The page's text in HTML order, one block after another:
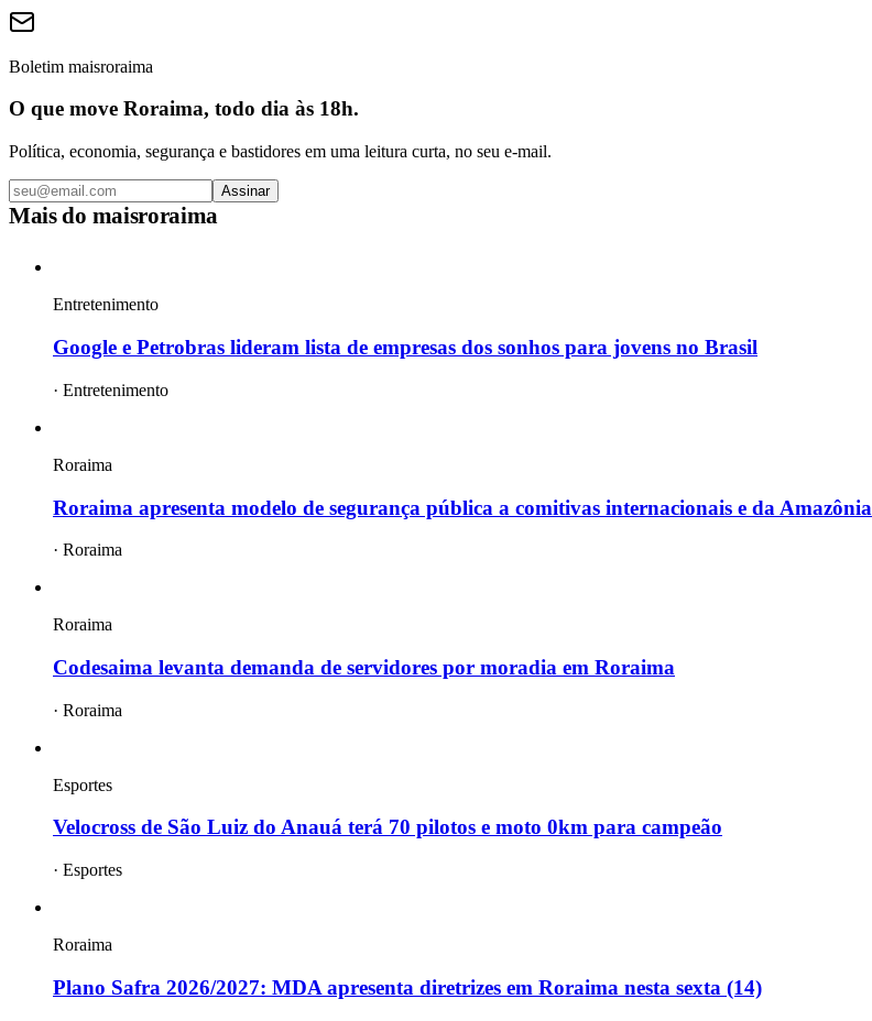
Boletim maisroraima
O que move Roraima, todo dia às 18h.
Política, economia, segurança e bastidores em uma leitura curta, no seu e-mail.
Assinar
Mais do maisroraima
Entretenimento
Google e Petrobras lideram lista de empresas dos sonhos para jovens no Brasil
· Entretenimento
Roraima
Roraima apresenta modelo de segurança pública a comitivas internacionais e da Amazônia
· Roraima
Roraima
Codesaima levanta demanda de servidores por moradia em Roraima
· Roraima
Esportes
Velocross de São Luiz do Anauá terá 70 pilotos e moto 0km para campeão
· Esportes
Roraima
Plano Safra 2026/2027: MDA apresenta diretrizes em Roraima nesta sexta (14)